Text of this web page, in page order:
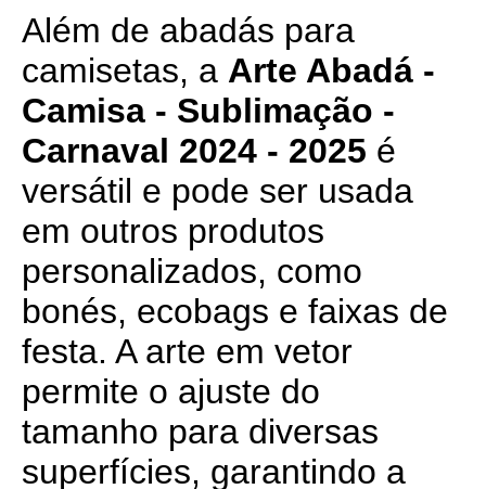
Além de abadás para
camisetas, a Arte Abadá -
Camisa - Sublimação -
Carnaval 2024 - 2025 é
versátil e pode ser usada
em outros produtos
personalizados, como
bonés, ecobags e faixas de
festa. A arte em vetor
permite o ajuste do
tamanho para diversas
superfícies, garantindo a